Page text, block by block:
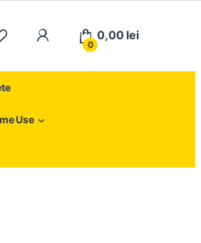
My Account
0
0,00 lei
Use